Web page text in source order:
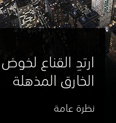
ارتدِ القناع لخوض
الخارق المذهلة
نظرة عامة